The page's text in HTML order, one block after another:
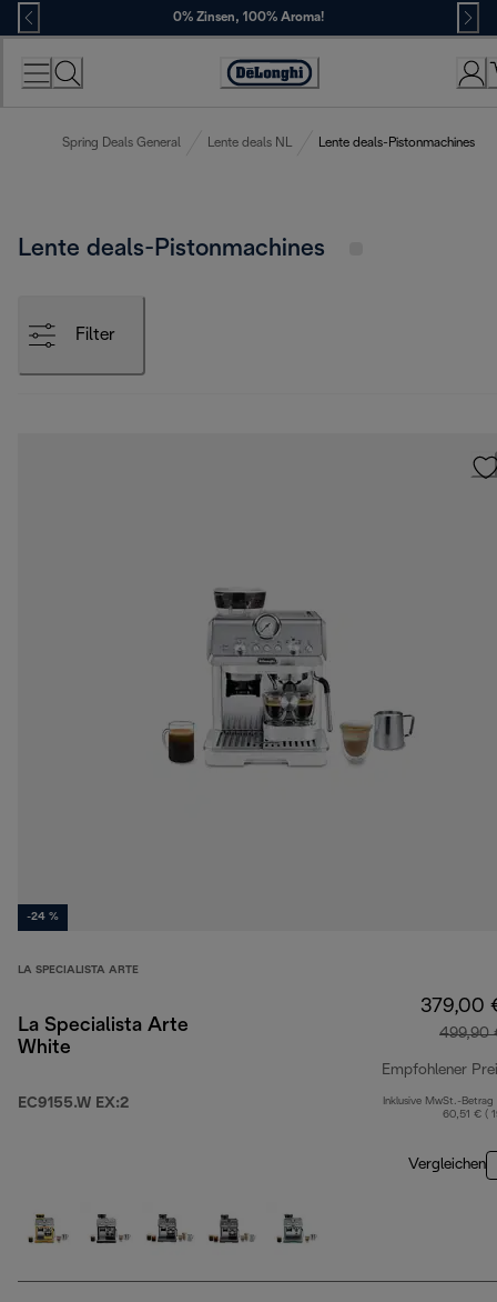
Skip
to
Content
0% Zinsen, 100% Aroma!
Erklärung
Zugänglichkeit
Spring Deals General Lente deals NL Lente deals-Pistonmachines
Lente deals-Pistonmachines
Filter
-24 %
LA SPECIALISTA ARTE
La Specialista Arte
White
EC9155.W EX:2
379,00
499,90
Empfohlener
Inklusive MwSt.-Betrag
60,51 € (
Vergleichen